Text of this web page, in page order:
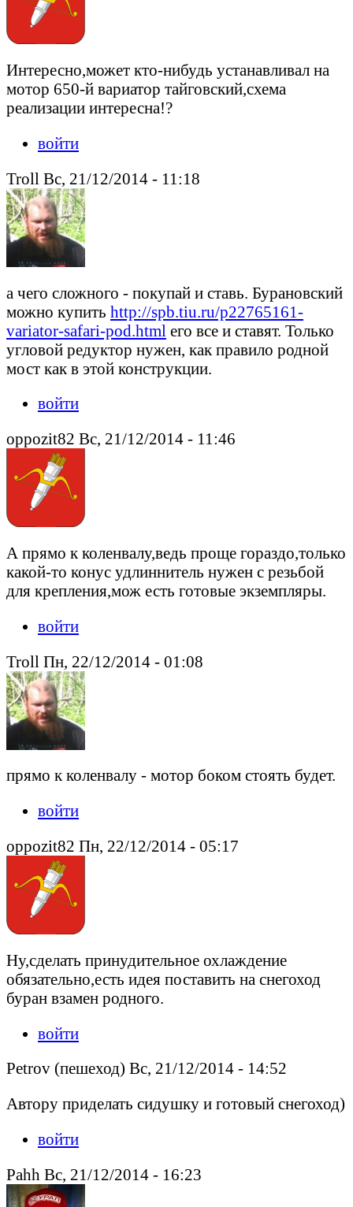
Интересно,может кто-нибудь устанавливал на
мотор 650-й вариатор тайговский,схема
реализации интересна!?
войти
Troll Вс, 21/12/2014 - 11:18
а чего сложного - покупай и ставь. Бурановский
можно купить http://spb.tiu.ru/p22765161-
variator-safari-pod.html его все и ставят. Только
угловой редуктор нужен, как правило родной
мост как в этой конструкции.
войти
oppozit82 Вс, 21/12/2014 - 11:46
А прямо к коленвалу,ведь проще гораздо,только
какой-то конус удлиннитель нужен с резьбой
для крепления,мож есть готовые экземпляры.
войти
Troll Пн, 22/12/2014 - 01:08
прямо к коленвалу - мотор боком стоять будет.
войти
oppozit82 Пн, 22/12/2014 - 05:17
Ну,сделать принудительное охлаждение
обязательно,есть идея поставить на снегоход
буран взамен родного.
войти
Petrov (пешеход) Вс, 21/12/2014 - 14:52
Автору приделать сидушку и готовый снегоход)
войти
Pahh Вс, 21/12/2014 - 16:23